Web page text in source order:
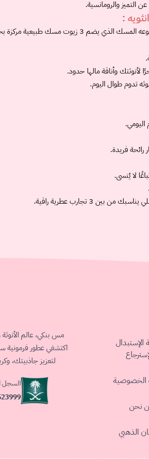
وأناقة مالها حدود.
تدوم طوال اليوم.
فريدة.
لا يُنسى.
3 تجارب عطرية راقية.
الخصوصية
نحن
الذهبي
مس بنكي، عالم
اكتشفي عطور فرمونية
لتعزيز جاذبيتك،
السجل